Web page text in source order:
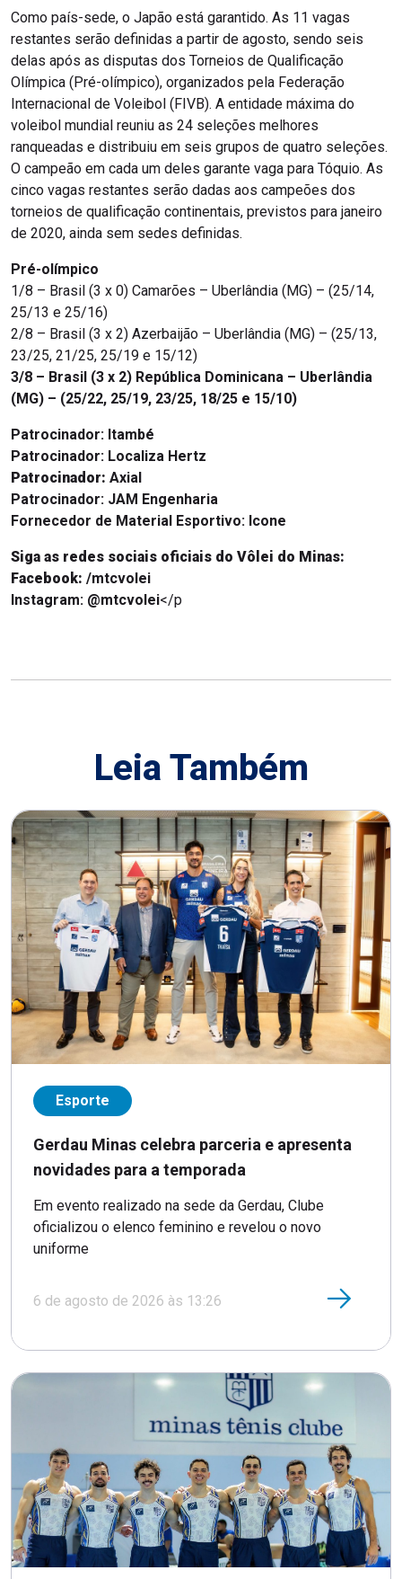
Como país-sede, o Japão está garantido. As 11 vagas
restantes serão definidas a partir de agosto, sendo seis
delas após as disputas dos Torneios de Qualificação
Olímpica (Pré-olímpico), organizados pela Federação
Internacional de Voleibol (FIVB). A entidade máxima do
voleibol mundial reuniu as 24 seleções melhores
ranqueadas e distribuiu em seis grupos de quatro seleções.
O campeão em cada um deles garante vaga para Tóquio. As
cinco vagas restantes serão dadas aos campeões dos
torneios de qualificação continentais, previstos para janeiro
de 2020, ainda sem sedes definidas.
Pré-olímpico
1/8 – Brasil (3 x 0) Camarões – Uberlândia (MG) – (25/14,
25/13 e 25/16)
2/8 – Brasil (3 x 2) Azerbaijão – Uberlândia (MG) – (25/13,
23/25, 21/25, 25/19 e 15/12)
3/8 – Brasil (3 x 2) República Dominicana – Uberlândia
(MG) – (25/22, 25/19, 23/25, 18/25 e 15/10)
Patrocinador: Itambé
Patrocinador: Localiza Hertz
Patrocinador: Axial
Patrocinador: JAM Engenharia
Fornecedor de Material Esportivo: Icone
Siga as redes sociais oficiais do Vôlei do Minas:
Facebook: /mtcvolei
Instagram: @mtcvolei</p
Leia Também
Esporte
Gerdau Minas celebra parceria e apresenta
novidades para a temporada
Em evento realizado na sede da Gerdau, Clube
oficializou o elenco feminino e revelou o novo
uniforme
6 de agosto de 2026 às 13:26